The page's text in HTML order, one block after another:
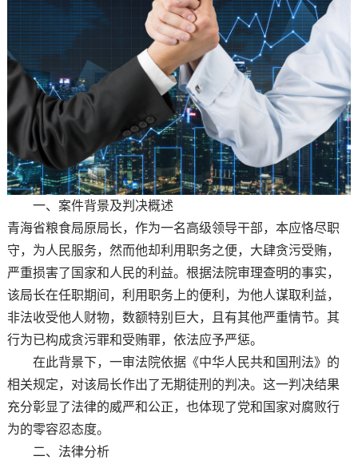
一、案件背景及判决概述
青海省粮食局原局长，作为一名高级领导干部，本应恪尽职
守，为人民服务，然而他却利用职务之便，大肆贪污受贿，
严重损害了国家和人民的利益。根据法院审理查明的事实，
该局长在任职期间，利用职务上的便利，为他人谋取利益，
非法收受他人财物，数额特别巨大，且有其他严重情节。其
行为已构成贪污罪和受贿罪，依法应予严惩。
在此背景下，一审法院依据《中华人民共和国刑法》的
相关规定，对该局长作出了无期徒刑的判决。这一判决结果
充分彰显了法律的威严和公正，也体现了党和国家对腐败行
为的零容忍态度。
二、法律分析